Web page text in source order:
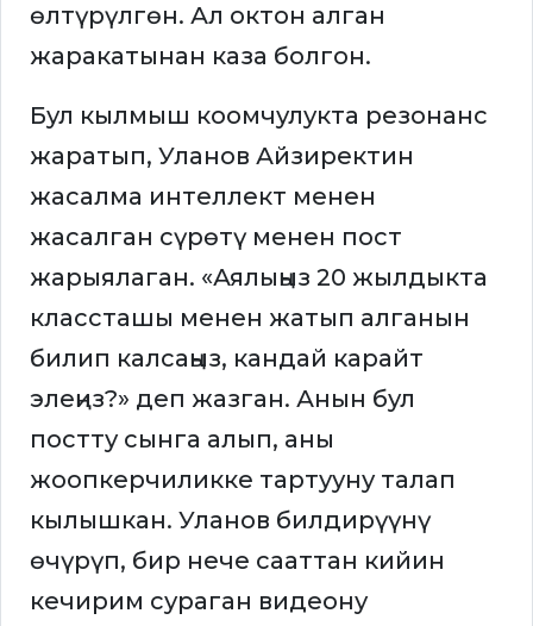
өлтүрүлгөн. Ал октон алган
жаракатынан каза болгон.
Бул кылмыш коомчулукта резонанс
жаратып, Уланов Айзиректин
жасалма интеллект менен
жасалган сүрөтү менен пост
жарыялаган. «Аялыңыз 20 жылдыкта
классташы менен жатып алганын
билип калсаңыз, кандай карайт
элеңиз?» деп жазган. Анын бул
постту сынга алып, аны
жоопкерчиликке тартууну талап
кылышкан. Уланов билдирүүнү
өчүрүп, бир нече сааттан кийин
кечирим сураган видеону